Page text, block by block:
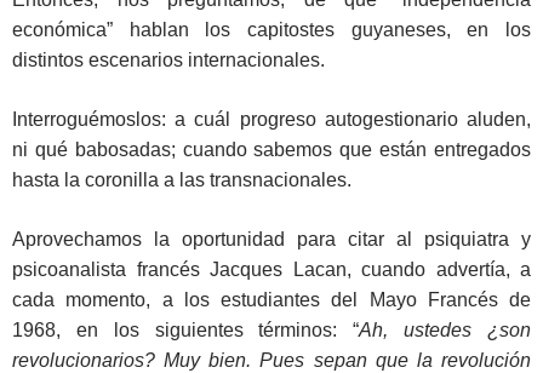
económica” hablan los capitostes guyaneses, en los
distintos escenarios internacionales.
Interroguémoslos: a cuál progreso autogestionario aluden,
ni qué babosadas; cuando sabemos que están entregados
hasta la coronilla a las transnacionales.
Aprovechamos la oportunidad para citar al psiquiatra y
psicoanalista francés Jacques Lacan, cuando advertía, a
cada momento, a los estudiantes del Mayo Francés de
1968, en los siguientes términos: “Ah, ustedes ¿son
revolucionarios? Muy bien. Pues sepan que la revolución